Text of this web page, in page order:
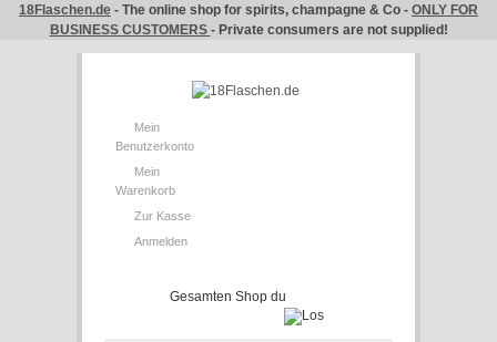
18Flaschen.de - The online shop for spirits, champagne & Co - ONLY FOR
BUSINESS CUSTOMERS - Private consumers are not supplied!
Mein
Benutzerkonto
Mein
Warenkorb
Zur Kasse
Anmelden